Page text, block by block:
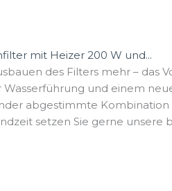
mit Heizer 200 W und...
des Filters mehr – das
Wasserführung und einem
abgestimmte
setzen Sie gerne unsere